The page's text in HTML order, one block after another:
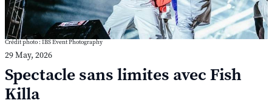
Crédit photo : IBS Event Photography
29 May, 2026
Spectacle sans limites avec Fish
Killa